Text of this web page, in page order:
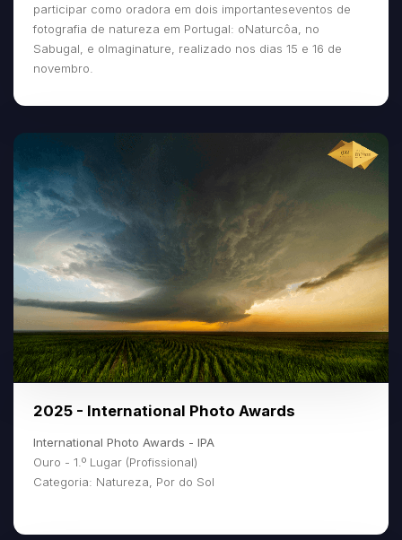
participar como oradora em dois importanteseventos de
fotografia de natureza em Portugal: oNaturcôa, no
Sabugal, e oImaginature, realizado nos dias 15 e 16 de
novembro.
2025 - International Photo Awards
International Photo Awards - IPA
Ouro - 1.º Lugar (Profissional)
Categoria: Natureza, Por do Sol